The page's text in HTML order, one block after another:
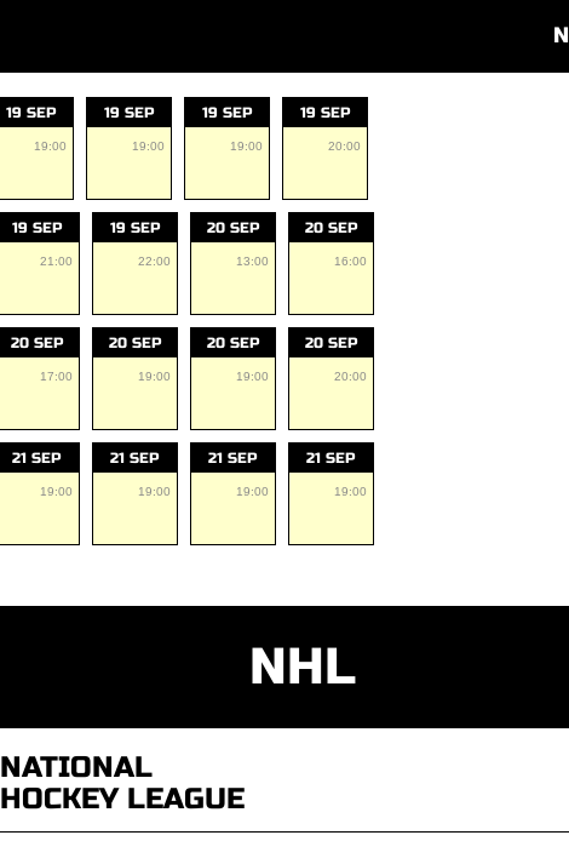
19 SEP
19:00
19 SEP
19:00
19 SEP
19:00
19 SEP
20:00
19 SEP
21:00
19 SEP
22:00
20 SEP
13:00
20 SEP
16:00
20 SEP
17:00
20 SEP
19:00
20 SEP
19:00
20 SEP
20:00
21 SEP
19:00
21 SEP
19:00
21 SEP
19:00
21 SEP
19:00
NHL
NATIONAL
HOCKEY LEAGUE